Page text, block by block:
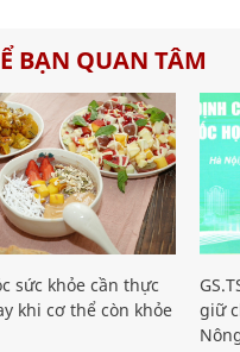
BẠN QUAN TÂM
sức khỏe cần thực
khi cơ thể còn khỏe
giữ